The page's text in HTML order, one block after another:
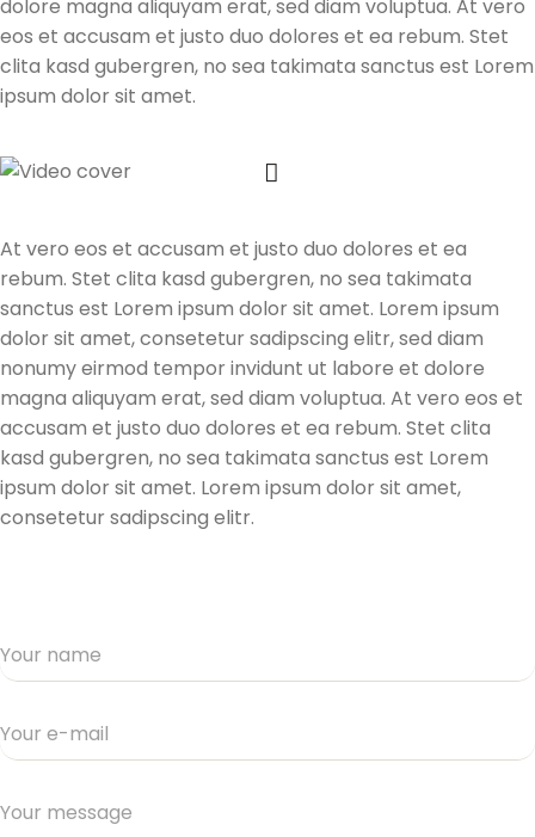
dolore magna aliquyam erat, sed diam voluptua. At vero
eos et accusam et justo duo dolores et ea rebum. Stet
clita kasd gubergren, no sea takimata sanctus est Lorem
ipsum dolor sit amet.
At vero eos et accusam et justo duo dolores et ea
rebum. Stet clita kasd gubergren, no sea takimata
sanctus est Lorem ipsum dolor sit amet. Lorem ipsum
dolor sit amet, consetetur sadipscing elitr, sed diam
nonumy eirmod tempor invidunt ut labore et dolore
magna aliquyam erat, sed diam voluptua. At vero eos et
accusam et justo duo dolores et ea rebum. Stet clita
kasd gubergren, no sea takimata sanctus est Lorem
ipsum dolor sit amet. Lorem ipsum dolor sit amet,
consetetur sadipscing elitr.